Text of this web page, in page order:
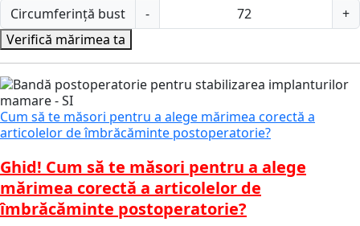
Circumferință bust
-
+
Verifică mărimea ta
Cum să te măsori pentru a alege mărimea corectă a
articolelor de îmbrăcăminte postoperatorie?
Ghid! Cum să te măsori pentru a alege
mărimea corectă a articolelor de
îmbrăcăminte postoperatorie?